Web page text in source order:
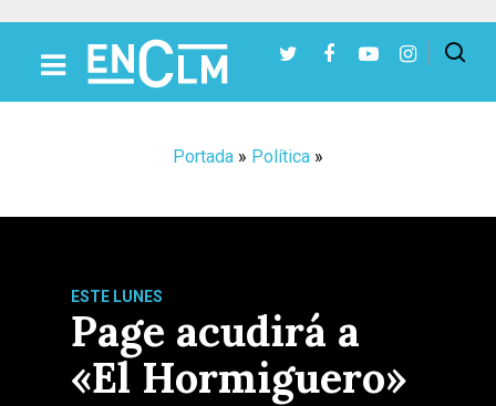
Portada » Política »
ESTE LUNES
Page acudirá a
«El Hormiguero»